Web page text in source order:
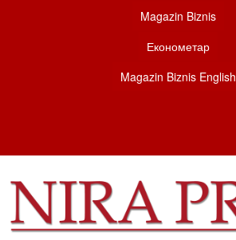
Magazin Biznis
Економетар
Magazin Biznis English